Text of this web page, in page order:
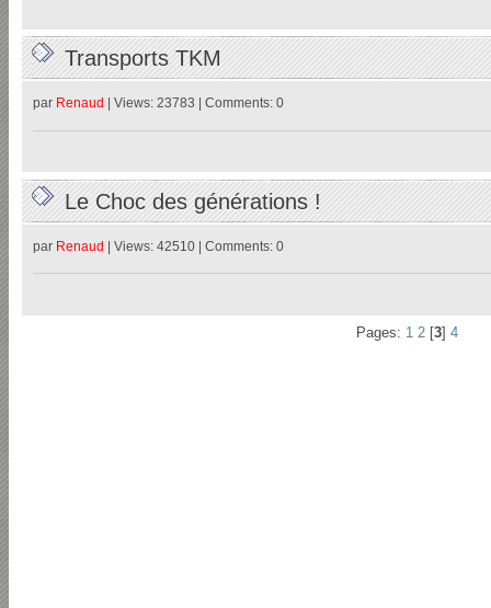
Transports TKM
par Renaud | Views: 23783 | Comments: 0
Le Choc des générations !
par Renaud | Views: 42510 | Comments: 0
Pages: 1 2 [3] 4